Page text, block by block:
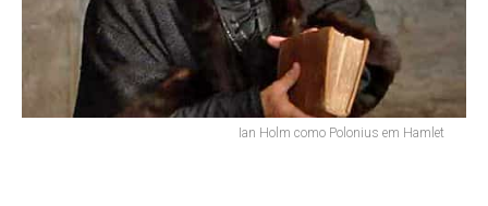
Ian Holm como Polonius em Hamlet